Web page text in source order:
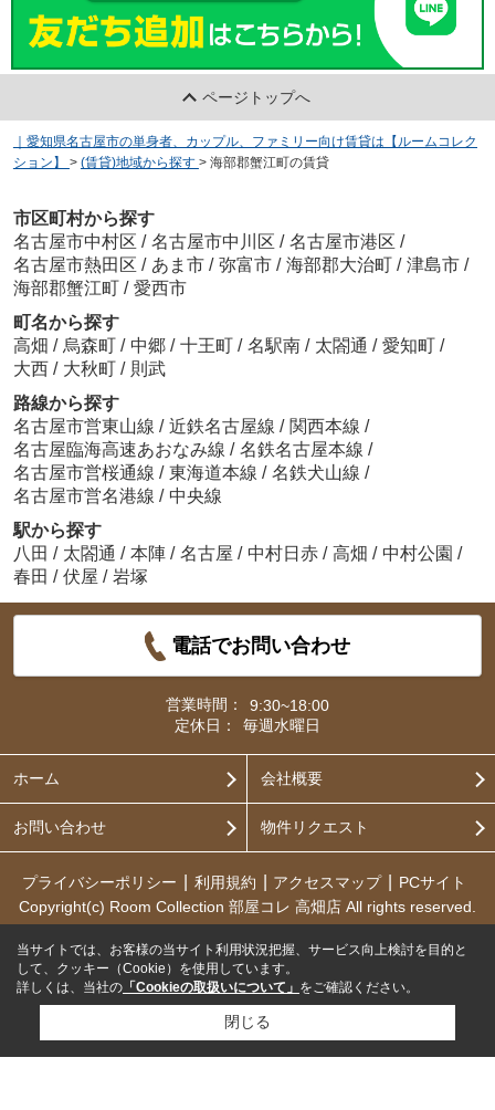
ページトップへ
｜愛知県名古屋市の単身者、カップル、ファミリー向け賃貸は【ルームコレク
ション】
> (賃貸)地域から探す > 海部郡蟹江町の賃貸
市区町村から探す
名古屋市中村区 / 名古屋市中川区 / 名古屋市港区 /
名古屋市熱田区 / あま市 / 弥富市 / 海部郡大治町 / 津島市 /
海部郡蟹江町 / 愛西市
町名から探す
高畑 / 烏森町 / 中郷 / 十王町 / 名駅南 / 太閤通 / 愛知町 /
大西 / 大秋町 / 則武
路線から探す
名古屋市営東山線 / 近鉄名古屋線 / 関西本線 /
名古屋臨海高速あおなみ線 / 名鉄名古屋本線 /
名古屋市営桜通線 / 東海道本線 / 名鉄犬山線 /
名古屋市営名港線 / 中央線
駅から探す
八田 / 太閤通 / 本陣 / 名古屋 / 中村日赤 / 高畑 / 中村公園 /
春田 / 伏屋 / 岩塚
電話でお問い合わせ
営業時間：
9:30~18:00
定休日：
毎週水曜日
ホーム 会社概要
お問い合わせ 物件リクエスト
プライバシーポリシー 利用規約 アクセスマップ
PCサイト
Copyright(c) Room Collection 部屋コレ 高畑店 All rights reserved.
当サイトでは、お客様の当サイト利用状況把握、サービス向上検討を目的と
して、クッキー（Cookie）を使用しています。
詳しくは、当社の 「Cookieの取扱いについて」 をご確認ください。
閉じる